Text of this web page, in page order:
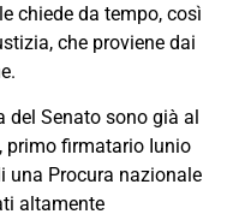
chiede da tempo, così
che proviene dai
del Senato sono già al
primo firmatario Iunio
una Procura nazionale
altamente